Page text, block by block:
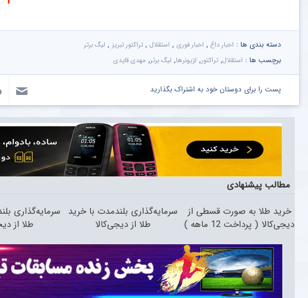
دسته بندی ها : اخبار داغ , اخبار فوری , استقلال , تراکتور تبریز , لیگ برتر
برچسب ها : استقلال, تراکتور, لژیونرها, لیگ برتر, مهدی قایدی
پست را برای دوستان خود به اشتراک بگذارید
مطالب پیشنهادی
خرید طلا به صورت قسطی از
دیجی‌کالا ( پرداخت 12 ماهه )
سرمایه‌گذاری بلندمدت با خرید
طلا از دیجی‌کالا
سرمایه‌گذاری
طلا از